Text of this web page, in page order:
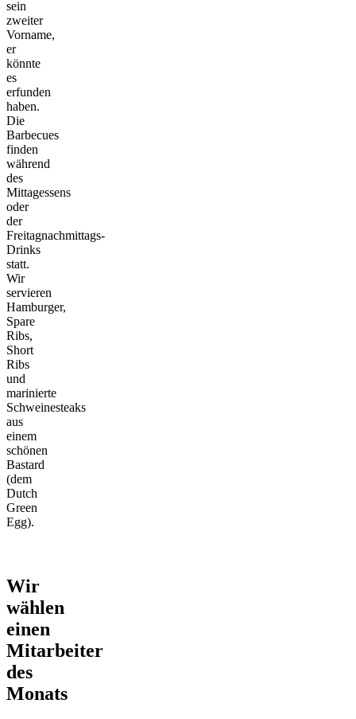
sein
zweiter
Vorname,
er
könnte
es
erfunden
haben.
Die
Barbecues
finden
während
des
Mittagessens
oder
der
Freitagnachmittags-
Drinks
statt.
Wir
servieren
Hamburger,
Spare
Ribs,
Short
Ribs
und
marinierte
Schweinesteaks
aus
einem
schönen
Bastard
(dem
Dutch
Green
Egg).
Wir
wählen
einen
Mitarbeiter
des
Monats